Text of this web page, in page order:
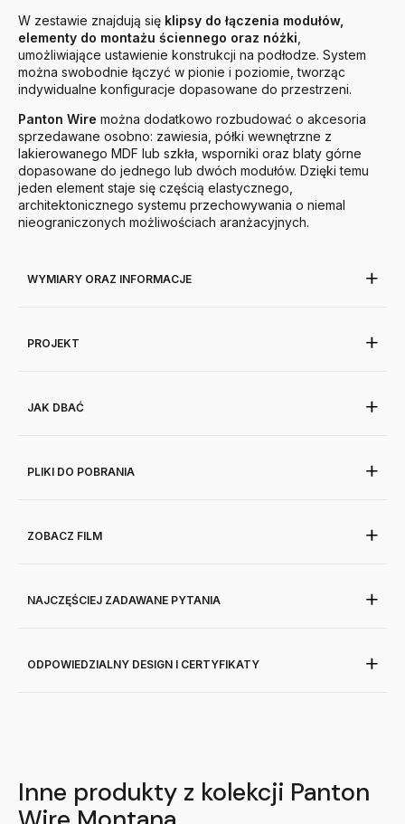
W zestawie znajdują się klipsy do łączenia modułów,
elementy do montażu ściennego oraz nóżki
umożliwiające ustawienie konstrukcji na podłodze. System
można swobodnie łączyć w pionie i poziomie, tworząc
indywidualne konfiguracje dopasowane do przestrzeni.
Panton Wire można dodatkowo rozbudować o akcesoria
sprzedawane osobno: zawiesia, półki wewnętrzne z
lakierowanego MDF lub szkła, wsporniki oraz blaty górne
dopasowane do jednego lub dwóch modułów. Dzięki temu
jeden element staje się częścią elastycznego,
architektonicznego systemu przechowywania o niemal
nieograniczonych możliwościach aranżacyjnych.
WYMIARY ORAZ INFORMACJE
PROJEKT
JAK DBAĆ
PLIKI DO POBRANIA
ZOBACZ FILM
NAJCZĘŚCIEJ ZADAWANE PYTANIA
ODPOWIEDZIALNY DESIGN I CERTYFIKATY
Inne produkty z kolekcji Panton